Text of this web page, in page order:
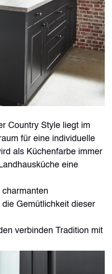
Country Style liegt im
für eine individuelle
als Küchenfarbe immer
eine
charmanten
Gemütlichkeit dieser
verbinden Tradition mit